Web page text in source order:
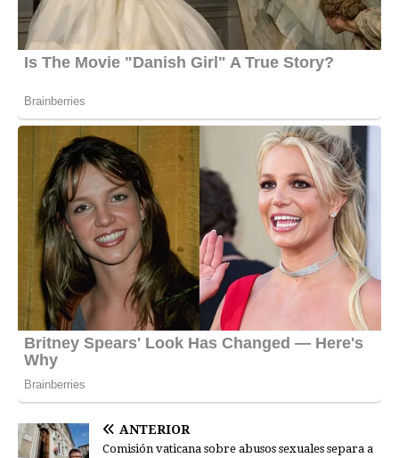
ANTERIOR
Comisión vaticana sobre abusos sexuales separa a